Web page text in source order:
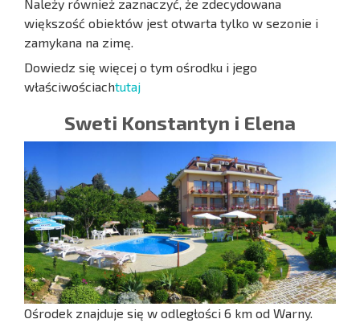
Należy również zaznaczyć, że zdecydowana
większość obiektów jest otwarta tylko w sezonie i
zamykana na zimę.
Dowiedz się więcej o tym ośrodku i jego
właściwościachtutaj
Sweti Konstantyn i Elena
Ośrodek znajduje się w odległości 6 km od Warny.